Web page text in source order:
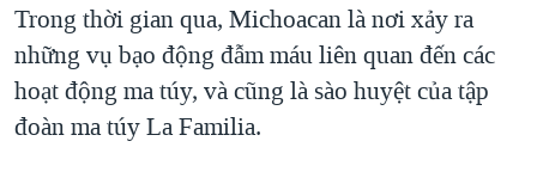
KINH TẾ
KHOA HỌC
SỨC KHOẺ
MỘT NĂM CHIẾN TRANH TẠI DẢI GAZA
GIẢI MÃ VÀNH ĐAI & CON ĐƯỜNG
NGÀY TỊ NẠN THẾ GIỚI
TRỊNH VĨNH BÌNH - NGƯỜI HẠ 'BÊN THẮNG CUỘC'
MẠNG XÃ HỘI
Trong thời gian qua, Michoacan là nơi xảy ra
những vụ bạo động đẫm máu liên quan đến các
hoạt động ma túy, và cũng là sào huyệt của tập
đoàn ma túy La Familia.